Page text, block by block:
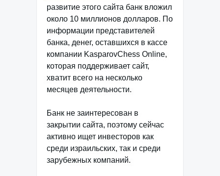
развитие этого сайта банк вложил
около 10 миллионов долларов. По
информации представителей
банка, денег, оставшихся в кассе
компании KasparovChess Online,
которая поддерживает сайт,
хватит всего на несколько
месяцев деятельности.
Банк не заинтересован в
закрытии сайта, поэтому сейчас
активно ищет инвесторов как
среди израильских, так и среди
зарубежных компаний.